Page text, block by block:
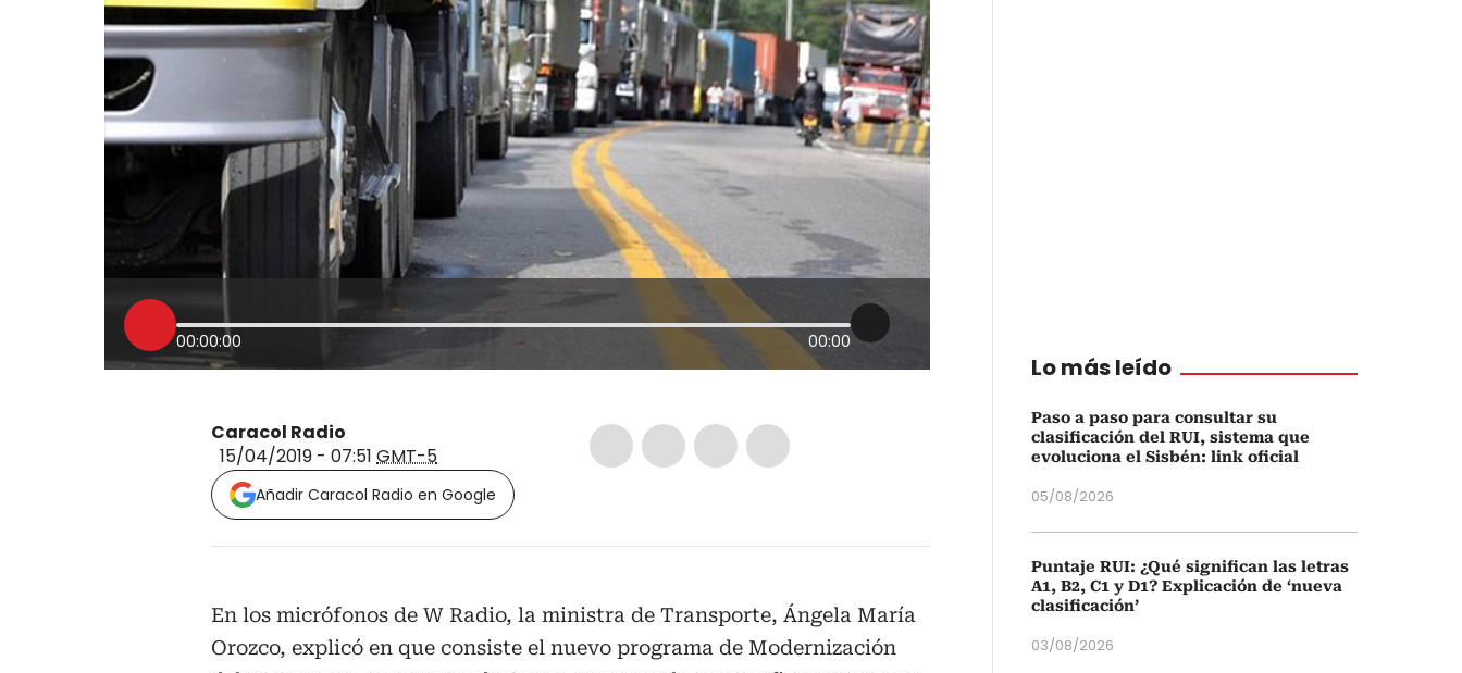
00:00:00 00:00
Caracol Radio
15/04/2019 - 07:51 GMT-5
Añadir Caracol Radio en Google
En los micrófonos de W Radio, la ministra de Transporte, Ángela María
Orozco, explicó en que consiste el nuevo programa de Modernización
Lo más leído
Paso a paso para consultar su
clasificación del RUI, sistema que
evoluciona el Sisbén: link oficial
05/08/2026
Puntaje RUI: ¿Qué significan las letras
A1, B2, C1 y D1? Explicación de ‘nueva
clasificación’
03/08/2026